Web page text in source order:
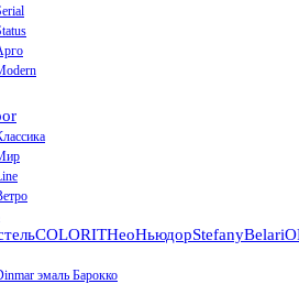
COLORITНеоНьюдорStefanyBelari
эмаль Барокко